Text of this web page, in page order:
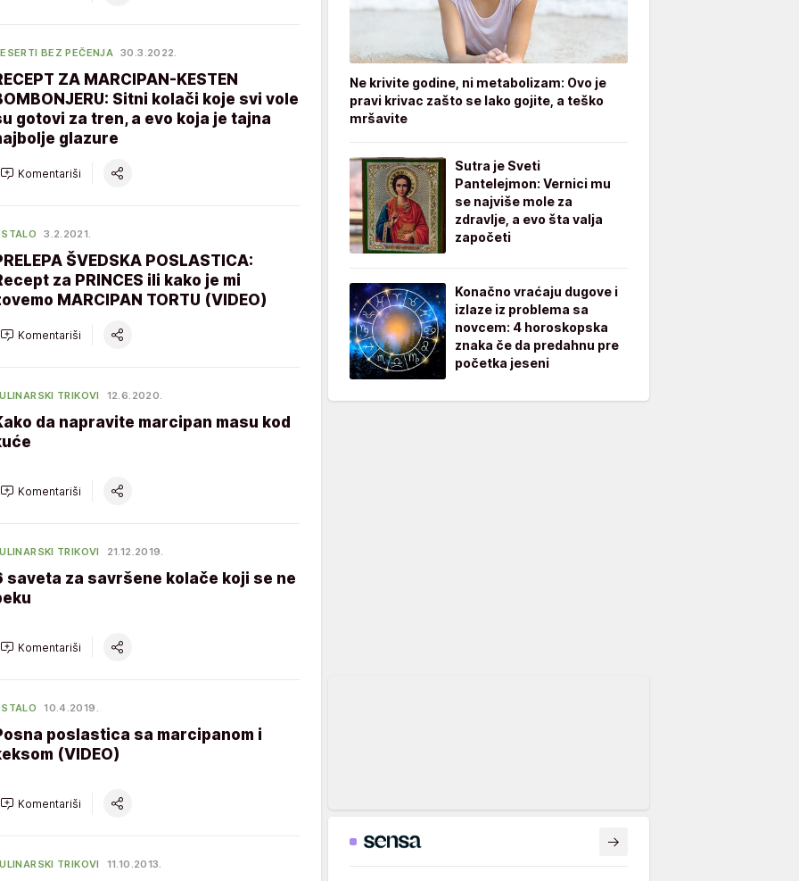
BEZ PEČENJA 30.3.2022.
ZA MARCIPAN-KESTEN
Sitni kolači koje svi vole
gotovi za tren, a evo koja je tajna
glazure
Komentariši
3.2.2021.
ŠVEDSKA POSLASTICA:
za PRINCES ili kako je mi
MARCIPAN TORTU (VIDEO)
Komentariši
TRIKOVI 12.6.2020.
da napravite marcipan masu kod
Komentariši
TRIKOVI 21.12.2019.
saveta za savršene kolače koji se ne
Komentariši
10.4.2019.
poslastica sa marcipanom i
(VIDEO)
Komentariši
TRIKOVI 11.10.2013.
Ne krivite godine, ni metabolizam: Ovo je
pravi krivac zašto se lako gojite, a teško
mršavite
Sutra je Sveti
Pantelejmon: Vernici mu
se najviše mole za
zdravlje, a evo šta valja
započeti
Konačno vraćaju dugove i
izlaze iz problema sa
novcem: 4 horoskopska
znaka če da predahnu pre
početka jeseni